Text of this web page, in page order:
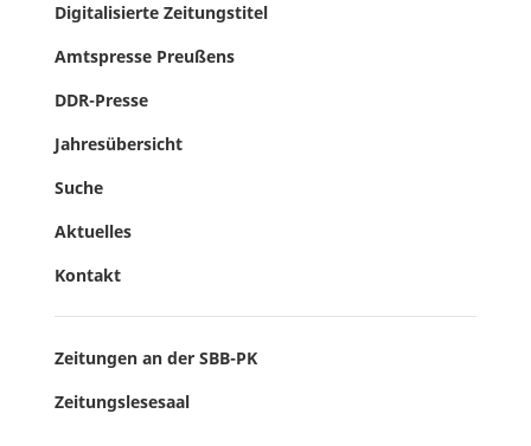
Digitalisierte Zeitungstitel
Amtspresse Preußens
DDR-Presse
Jahresübersicht
Suche
Aktuelles
Kontakt
Zeitungen an der SBB-PK
Zeitungslesesaal